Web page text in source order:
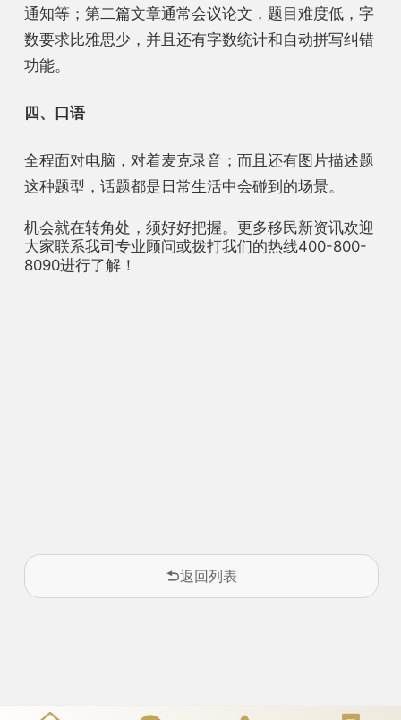
通知等； 第二篇文章通常会议论文，题目难度低，字
数要求比雅思少， 并且还有字数统计和自动拼写纠错
功能。
四、口语
全程面对电脑，对着麦克录音； 而且还有图片描述题
这种题型， 话题都是日常生活中会碰到的场景。
机会就在转角处，须好好把握。更多移民新资讯欢迎
大家联系我司专业顾问或拨打我们的热线400-800-
8090进行了解！
返回列表